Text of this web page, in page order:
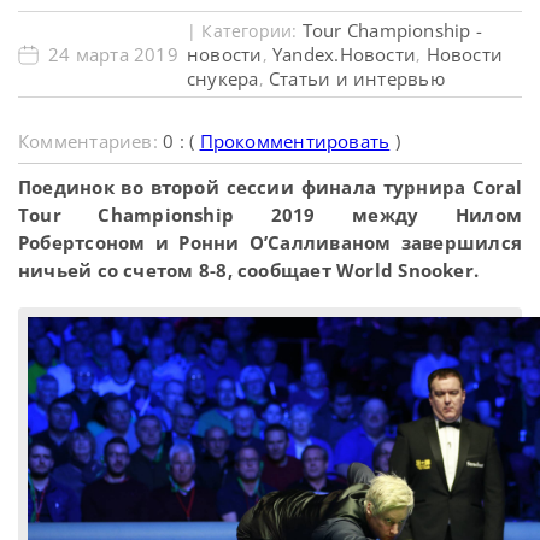
24 марта 2019
| Категории: Tour Championship -
новости, Yandex.Новости, Новости
снукера, Статьи и интервью
Комментариев:0 : ( Прокомментировать )
Поединок во второй сессии финала турнира Coral
Tour Championship 2019 между Нилом
Робертсоном и Ронни О’Салливаном завершился
ничьей со счетом 8-8, сообщает World Snooker.